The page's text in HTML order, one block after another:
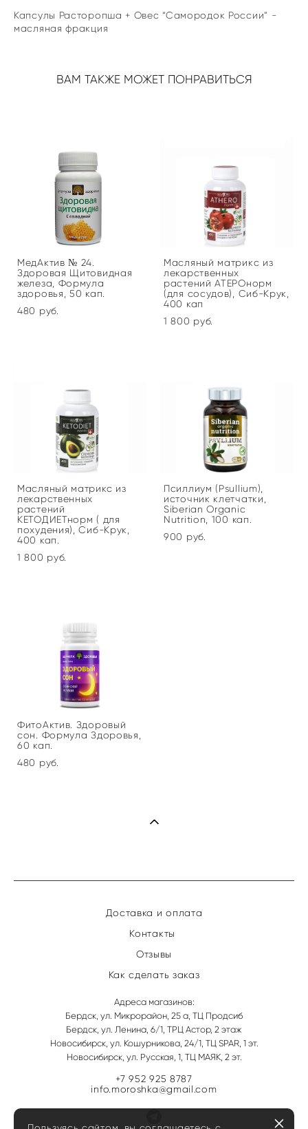
Капсулы Расторопша + Овес “Самородок России” -
масляная фракция
ВАМ ТАКЖЕ МОЖЕТ ПОНРАВИТЬСЯ
МедАктив № 24.
Здоровая Щитовидная
железа, Формула
здоровья, 50 кап.
480 pуб.
Масляный матрикc из
лекарственных
растений АТЕРОнорм
(для сосудов), Сиб-Крук,
400 кап
1 800 pуб.
Масляный матрикс из
лекарственных
растений
КЕТОДИЕТнорм ( для
похудения), Сиб-Крук,
400 кап.
1 800 pуб.
Псиллиум (Psullium),
источник клетчатки,
Siberian Organic
Nutrition, 100 кап.
900 pуб.
ФитоАктив. Здоровый
сон. Формула Здоровья,
60 кап.
480 pуб.
Доставка и оплата
Контакты
Отзывы
Как сделать заказ
Адреса магазинов:
Бердск, ул. Микрорайон, 25 а, ТЦ Продсиб
Бердск, ул. Ленина, 6/1, ТРЦ Астор, 2 этаж
Новосибирск, ул. Кошурникова, 24/1, ТЦ SPAR, 1 эт.
Новосибирск, ул. Русская, 1, ТЦ МАЯК, 2 эт.
+7 952 925 8787
info.moroshka@gmail.com